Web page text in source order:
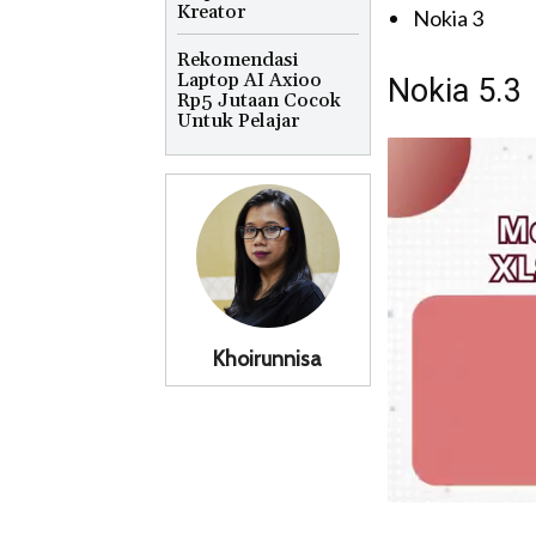
Kreator
Rekomendasi
Laptop AI Axioo
Rp5 Jutaan Cocok
Untuk Pelajar
Khoirunnisa
Nokia 3
Nokia 5.3